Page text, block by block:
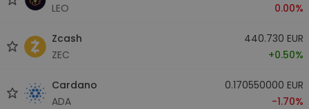
LEO
0.00%
Zcash
ZEC
440.730 EUR
+0.50%
Cardano
ADA
0.170550000 EUR
-1.70%